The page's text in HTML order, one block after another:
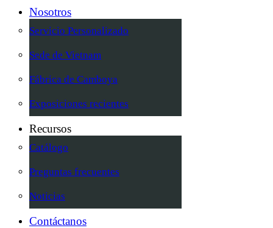
Nosotros
Servicio Personalizado
Sede de Vietnam
Fábrica de Camboya
Exposiciones recientes
Recursos
Catálogo
Preguntas frecuentes
Noticias
Contáctanos